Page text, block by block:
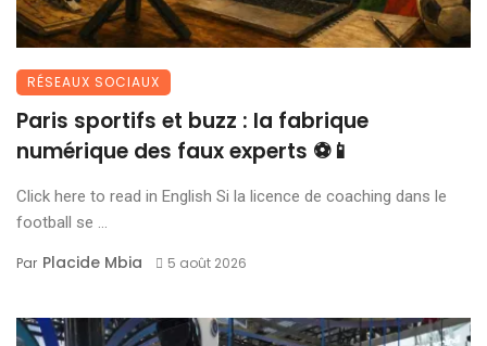
RÉSEAUX SOCIAUX
Paris sportifs et buzz : la fabrique
numérique des faux experts ⚽📱
Click here to read in English Si la licence de coaching dans le
football se ...
Par Placide Mbia 5 août 2026